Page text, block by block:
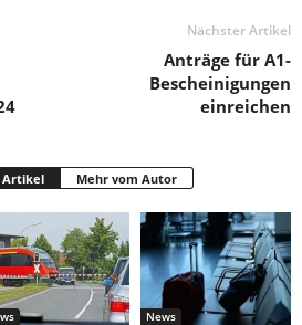
Nächster Artikel
Anträge für A1-
Bescheinigungen
einreichen
Artikel Mehr vom Autor
News